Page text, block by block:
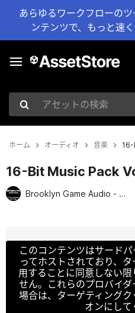
あらゆるワークフローの
ンテンツで、もっと速
アセットの検索
ホーム オーディオ 音楽 16-
16-Bit Music Pack
Brooklyn Game Audio - Retro and Chiptune Collection
このコンテンツはサード
ってホストされており、
用することに同意しない
せん。これらのプロバイ
場合は、ターゲティング
オンにして